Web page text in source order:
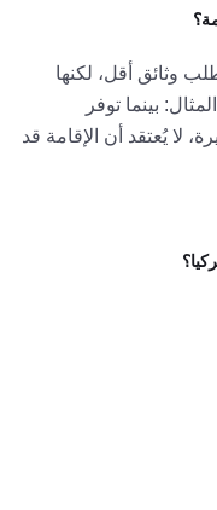
وثائق أقل، لكنها
بينما توفر
لا يُعتقد أن الإقامة قد